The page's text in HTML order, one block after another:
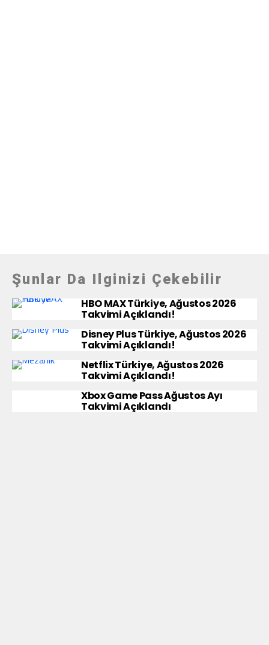
Şunlar Da Ilginizi Çekebilir
HBO MAX Türkiye, Ağustos 2026
Takvimi Açıklandı!
Disney Plus Türkiye, Ağustos 2026
Takvimi Açıklandı!
Netflix Türkiye, Ağustos 2026
Takvimi Açıklandı!
Xbox Game Pass Ağustos Ayı
Takvimi Açıklandı